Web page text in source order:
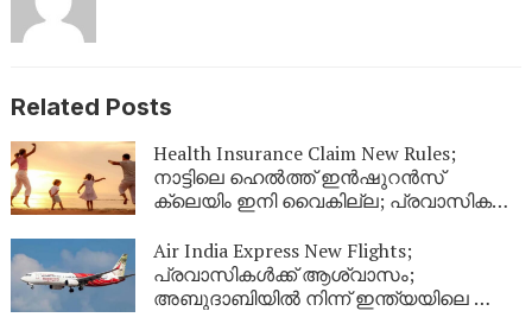
Related Posts
Health Insurance Claim New Rules;
നാട്ടിലെ ഹെൽത്ത് ഇൻഷുറൻസ്
ക്ലെയിം ഇനി വൈകില്ല; പ്രവാസികൾ
നിയമങ്ങൾ!
Air India Express New Flights;
പ്രവാസികൾക്ക് ആശ്വാസം;
അബുദാബിയിൽ നിന്ന് ഇന്ത്യയിലെ ഈ